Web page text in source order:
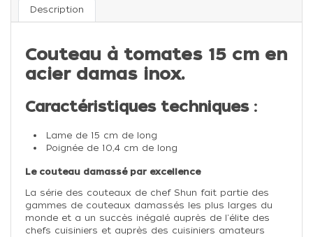
Description
Couteau à tomates 15 cm en
acier damas inox.
Caractéristiques techniques :
Lame de 15 cm de long
Poignée de 10,4 cm de long
Le couteau damassé par excellence
La série des couteaux de chef Shun fait partie des
gammes de couteaux damassés les plus larges du
monde et a un succès inégalé auprès de l'élite des
chefs cuisiniers et auprès des cuisiniers amateurs